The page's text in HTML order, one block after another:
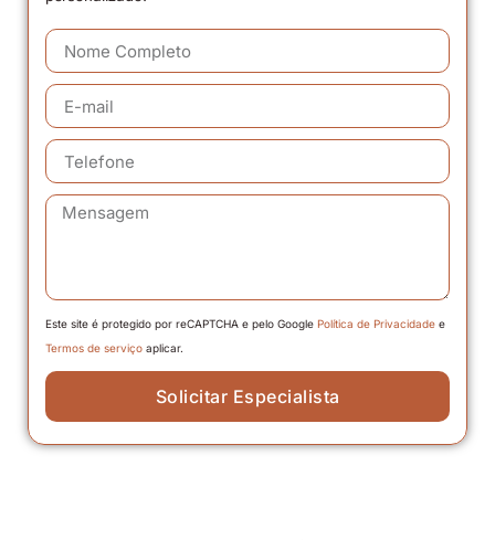
Este site é protegido por reCAPTCHA e pelo Google Política de Privacidade e
Termos de serviço aplicar.
Solicitar Especialista